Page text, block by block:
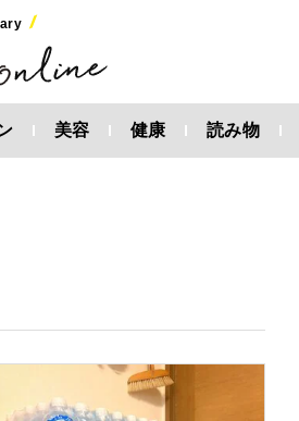
美容 健康 読み物